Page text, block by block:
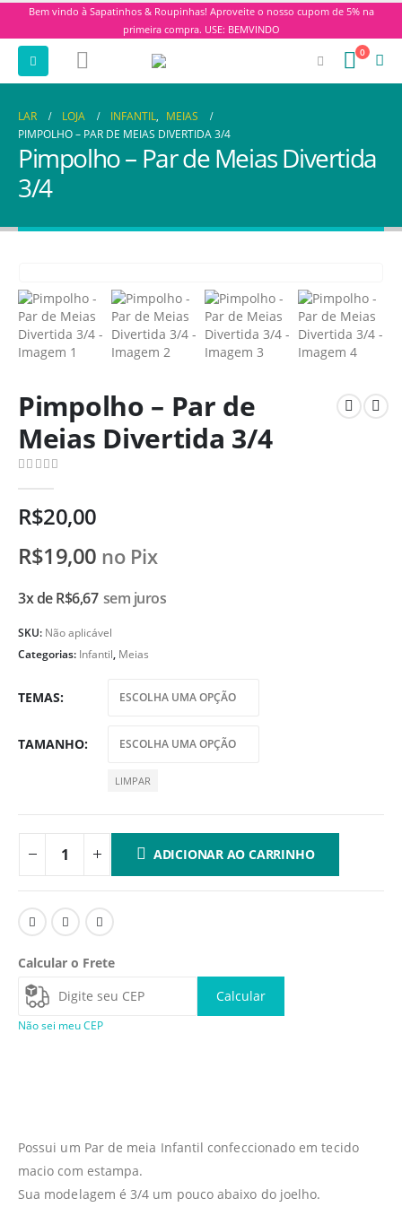
Bem vindo à Sapatinhos & Roupinhas! Aproveite o nosso cupom de 5% na
primeira compra. USE: BEMVINDO
0
LAR LOJA INFANTIL, MEIAS
PIMPOLHO – PAR DE MEIAS DIVERTIDA 3/4
Pimpolho – Par de Meias Divertida
3/4
Pimpolho – Par de
Meias Divertida 3/4
R$20,00
R$19,00 no Pix
3x deR$6,67 sem juros
SKU: Não aplicável
Categorias: Infantil, Meias
TEMAS
TAMANHO
LIMPAR
ADICIONAR AO CARRINHO
Calcular o Frete
Calcular
Não sei meu CEP
Possui um Par de meia Infantil confeccionado em tecido
macio com estampa.
Sua modelagem é 3/4 um pouco abaixo do joelho.